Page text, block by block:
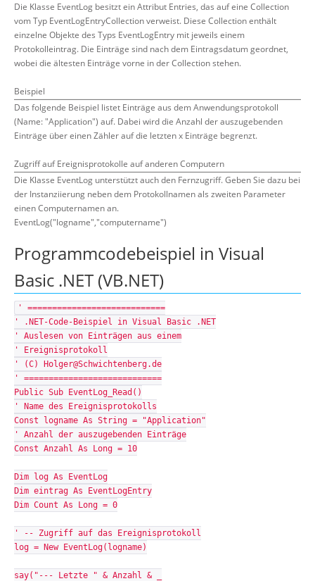
Die Klasse EventLog besitzt ein Attribut Entries, das auf eine Collection
vom Typ EventLogEntryCollection verweist. Diese Collection enthält
einzelne Objekte des Typs EventLogEntry mit jeweils einem
Protokolleintrag. Die Einträge sind nach dem Eintragsdatum geordnet,
wobei die ältesten Einträge vorne in der Collection stehen.
Beispiel
Das folgende Beispiel listet Einträge aus dem Anwendungsprotokoll
(Name: "Application") auf. Dabei wird die Anzahl der auszugebenden
Einträge über einen Zähler auf die letzten x Einträge begrenzt.
Zugriff auf Ereignisprotokolle auf anderen Computern
Die Klasse EventLog unterstützt auch den Fernzugriff. Geben Sie dazu bei
der Instanziierung neben dem Protokollnamen als zweiten Parameter
einen Computernamen an.
EventLog("logname","computername")
Programmcodebeispiel in Visual
Basic .NET (VB.NET)
' ============================
' .NET-Code-Beispiel in Visual Basic .NET
' Auslesen von Einträgen aus einem
' Ereignisprotokoll
' (C) Holger@Schwichtenberg.de
' ============================
Public Sub EventLog_Read()
' Name des Ereignisprotokolls
Const logname As String = "Application"
' Anzahl der auszugebenden Einträge
Const Anzahl As Long = 10
Dim log As EventLog
Dim eintrag As EventLogEntry
Dim Count As Long = 0
' -- Zugriff auf das Ereignisprotokoll
log = New EventLog(logname)
say("--- Letzte " & Anzahl & _